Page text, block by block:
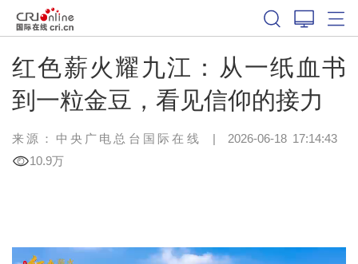
红色薪火耀九江：从一纸血书
到一粒金豆，看见信仰的接力
来源：中央广电总台国际在线 | 2026-06-18 17:14:43
10.9万